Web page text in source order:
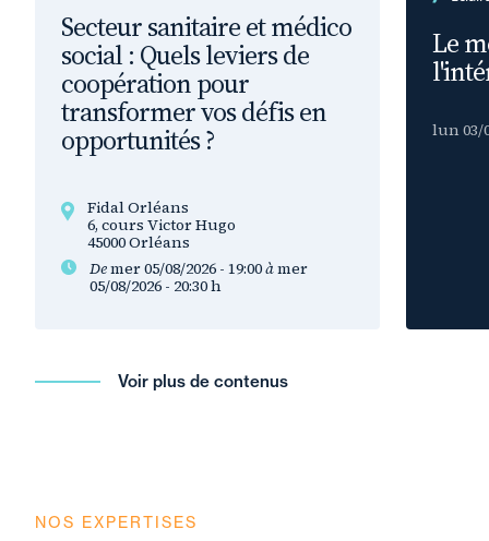
Secteur sanitaire et médico
social : Quels leviers de
coopération pour
transformer vos défis en
opportunités ?
Fidal Orléans
6, cours Victor Hugo
45000 Orléans
Demer 05/08/2026 - 19:00àmer
05/08/2026 - 20:30h
Le
lun 03/
Voir plus de contenus
NOS EXPERTISES